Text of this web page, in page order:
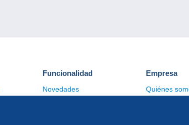
Funcionalidad
Novedades
Empresa
Quiénes